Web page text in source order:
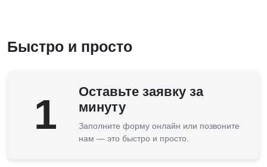
Быстро и просто
1
Оставьте заявку за
минуту
Заполните форму онлайн или позвоните
нам — это быстро и просто.